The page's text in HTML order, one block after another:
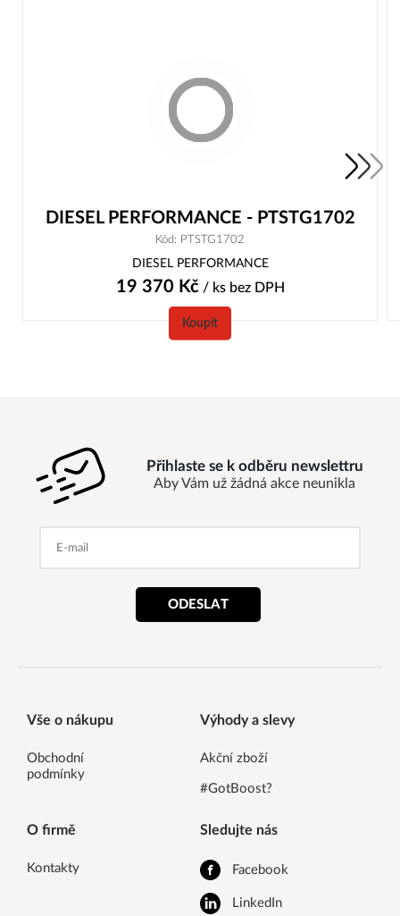
DIESEL PERFORMANCE - PTSTG1702
Kód: PTSTG1702
DIESEL PERFORMANCE
19 370 Kč/ ks bez DPH
Koupit
Přihlaste se k odběru newslettru
Aby Vám už žádná akce neunikla
ODESLAT
Vše o nákupu
Obchodní
podmínky
Výhody a slevy
Akční zboží
#GotBoost?
O firmě
Kontakty
Sledujte nás
Facebook
LinkedIn